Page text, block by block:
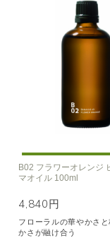
B02 フラワーオレンジ
マオイル 100ml
4,840円
フローラルの華やかさ
かさが融け合う